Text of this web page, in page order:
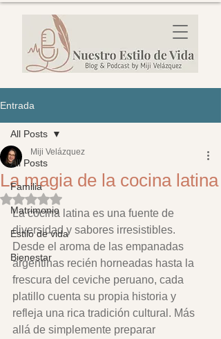
Entrada
All Posts
Familia
Matrimonio
Estilo de vida
Bienestar
All Posts
La magia de la cocina latina
Miji Velázquez
Obtuvo NaN de 5 estrellas.
La cocina latina es una fuente de
diversidad y sabores irresistibles.
Desde el aroma de las empanadas
argentinas recién horneadas hasta la
frescura del ceviche peruano, cada
platillo cuenta su propia historia y
refleja una rica tradición cultural. Más
allá de simplemente preparar